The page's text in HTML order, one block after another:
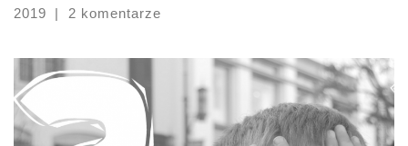
2019
| 2 komentarze